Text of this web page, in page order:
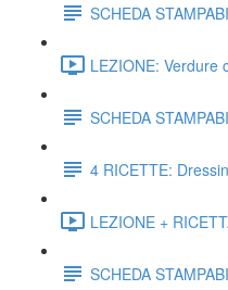
SCHEDA
LEZIONE: Verdure
SCHEDA
4 RICETTE:
LEZIONE +
SCHEDA